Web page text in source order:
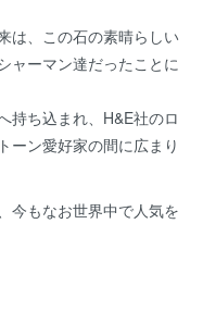
は、この石の素晴らしい
ャーマン達だったことに
持ち込まれ、H&E社のロ
ーン愛好家の間に広まり
今もなお世界中で人気を